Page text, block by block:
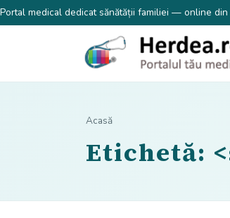
Portal medical dedicat sănătății familiei — online din
Acasă
Etichetă: